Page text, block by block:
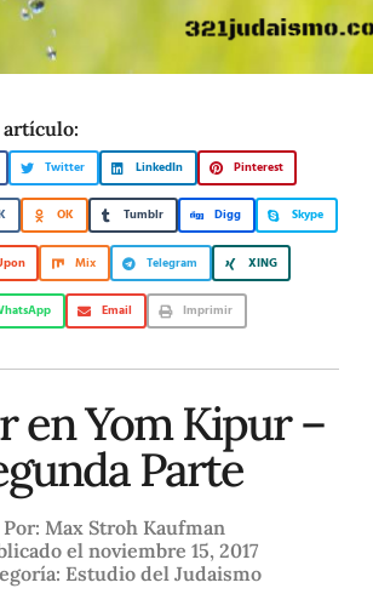
Twitter LinkedIn Pinterest
OK Tumblr Digg Skype
Mix Telegram XING
Email Imprimir
en Yom Kipur –
Parte
Por: Max Stroh Kaufman
el noviembre 15, 2017
Estudio del Judaismo